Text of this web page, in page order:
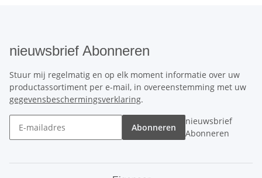
nieuwsbrief Abonneren
Stuur mij regelmatig en op elk moment informatie over uw
productassortiment per e-mail, in overeenstemming met uw
gegevensbeschermingsverklaring.
Abonneren
nieuwsbrief
Abonneren